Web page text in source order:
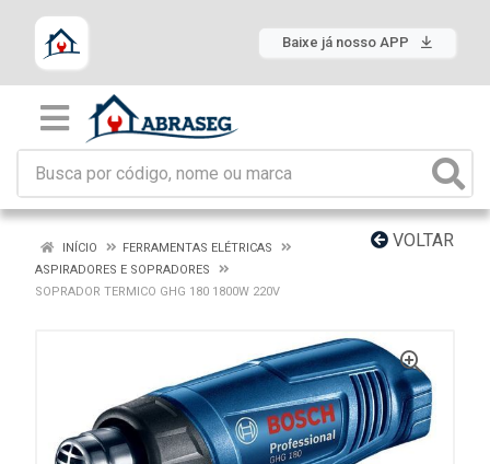
Baixe já nosso APP
VOLTAR
INÍCIO
FERRAMENTAS ELÉTRICAS
ASPIRADORES E SOPRADORES
SOPRADOR TERMICO GHG 180 1800W 220V